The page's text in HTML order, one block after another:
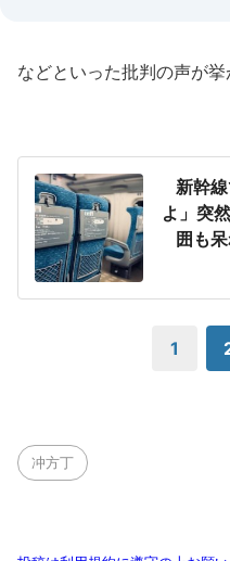
などといった批判の声が挙
新幹
よ」突
囲も
1
冲方丁